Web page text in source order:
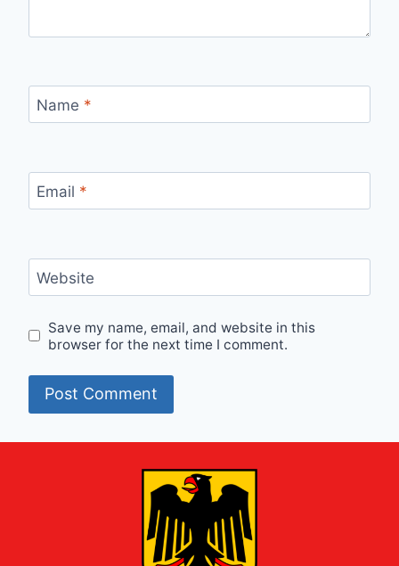
Name *
Email *
Website
Save my name, email, and website in this
browser for the next time I comment.